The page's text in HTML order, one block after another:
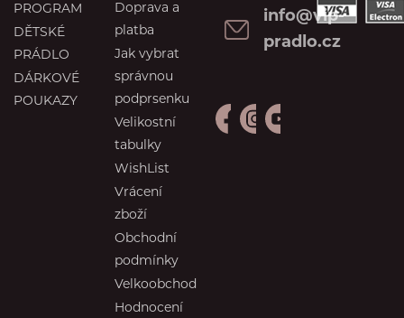
PROGRAM
DĚTSKÉ
PRÁDLO
DÁRKOVÉ
POUKAZY
Doprava a
platba
Jak vybrat
správnou
podprsenku
Velikostní
tabulky
WishList
Vrácení
zboží
Obchodní
podmínky
Velkoobchod
Hodnocení
info@vip-
pradlo.cz